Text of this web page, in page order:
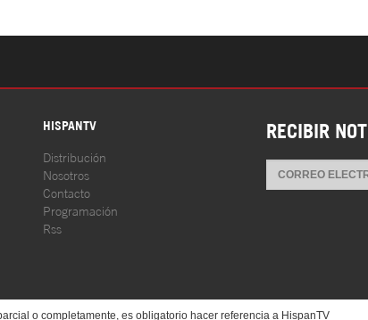
HISPANTV
Distribución
Nosotros
Contacto
Programación
Rss
RECIBIR
o completamente, es obligatorio hacer referencia a HispanTV